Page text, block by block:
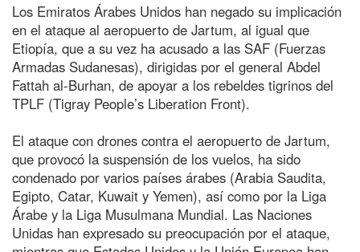
Los Emiratos Árabes Unidos han negado su implicación
en el ataque al aeropuerto de Jartum, al igual que
Etiopía, que a su vez ha acusado a las SAF (Fuerzas
Armadas Sudanesas), dirigidas por el general Abdel
Fattah al-Burhan, de apoyar a los rebeldes tigrinos del
TPLF (Tigray People’s Liberation Front).
El ataque con drones contra el aeropuerto de Jartum,
que provocó la suspensión de los vuelos, ha sido
condenado por varios países árabes (Arabia Saudita,
Egipto, Catar, Kuwait y Yemen), así como por la Liga
Árabe y la Liga Musulmana Mundial. Las Naciones
Unidas han expresado su preocupación por el ataque,